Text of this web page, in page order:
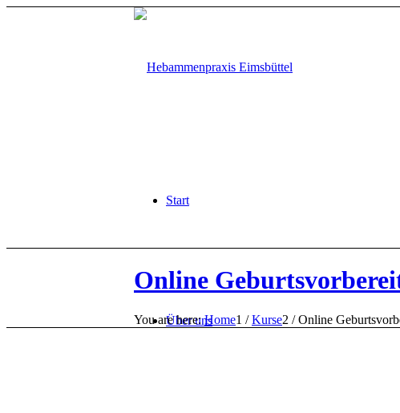
Start
Über uns
Online
You are here: Home1 / Kurse2 / Online